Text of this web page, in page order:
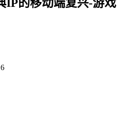
IP的移动端复兴-游戏